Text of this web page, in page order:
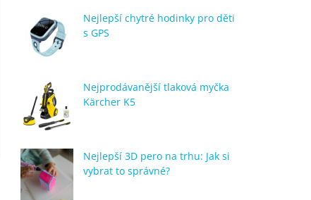
Nejlepší chytré hodinky pro děti
s GPS
Nejprodávanější tlaková myčka
Kärcher K5
Nejlepší 3D pero na trhu: Jak si
vybrat to správné?